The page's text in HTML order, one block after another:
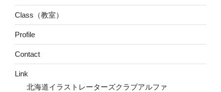
Class（教室）
Profile
Contact
Link
北海道イラストレーターズクラブアルファ